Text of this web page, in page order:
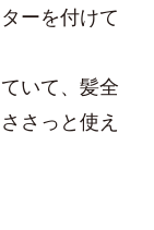
ーを付けて
いて、髪全
さっと使え